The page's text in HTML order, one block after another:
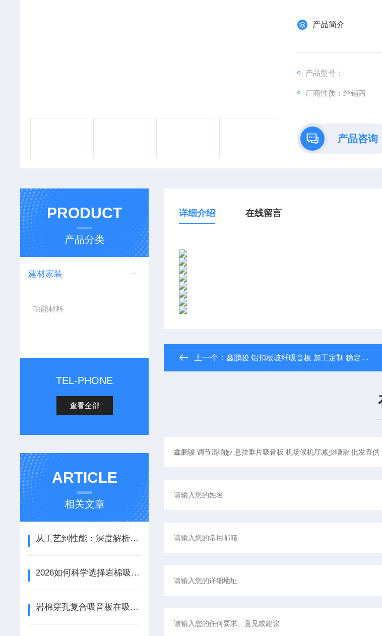
产品简介
产品型号：
厂商性质：经销商
产品咨询
PRODUCT
产品分类
建材家装
功能材料
TEL-PHONE
查看全部
ARTICLE
相关文章
从工艺到性能：深度解析铝天花吸音板的结构优势与应用场景
2026如何科学选择岩棉吸音板：性能参数、安装工艺与场景适配
岩棉穿孔复合吸音板在吸音性能和装饰效果方面都具备出色的表现
详细介绍 在线留言
上一个：鑫鹏骏 铝扣板玻纤吸音板 加工定制 稳定性好耐冲击抗变形 大型厂家